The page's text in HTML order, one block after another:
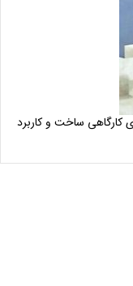
کارگاهی ساخت و کاربرد